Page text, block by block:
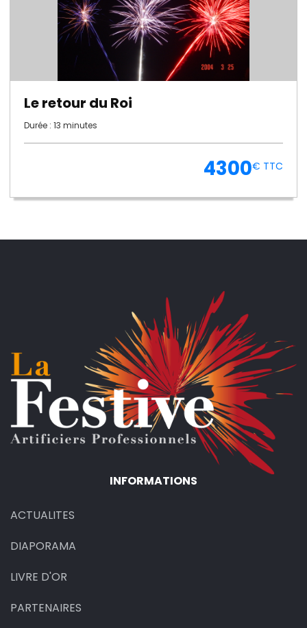
Le retour du Roi
Durée : 13 minutes
4300€ TTC
INFORMATIONS
ACTUALITES
DIAPORAMA
LIVRE D'OR
PARTENAIRES